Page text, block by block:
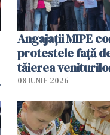
Angajaţii MIPE
protestele faţă
tăierea
08 IUNIE 2026